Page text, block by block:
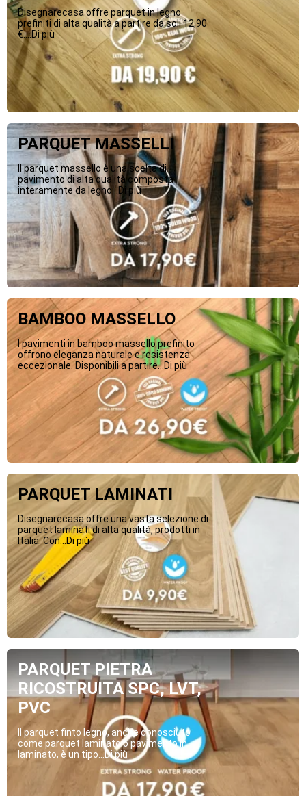
Disegnarecasa offre parquet in legno
prefiniti di alta qualità a partire da soli 12,90
€....Di più
PARQUET MASSELLI
Il parquet massello è una scelta di
pavimento di alta qualità composta
interamente da legno...Di più
BAMBOO MASSELLO
I pavimenti in bamboo massello prefinito
offrono eleganza naturale e resistenza
eccezionale. Disponibili a partire...Di più
PARQUET LAMINATI
Disegnarecasa offre una vasta selezione di
parquet laminati di alta qualità, prodotti in
Italia. Con...Di più
PARQUET PIETRA
RICOSTRUITA SPC, LVT,
PVC
Il parquet finto legno, anche conosciuto
come parquet laminato o pavimento in
laminato, è un tipo...Di più